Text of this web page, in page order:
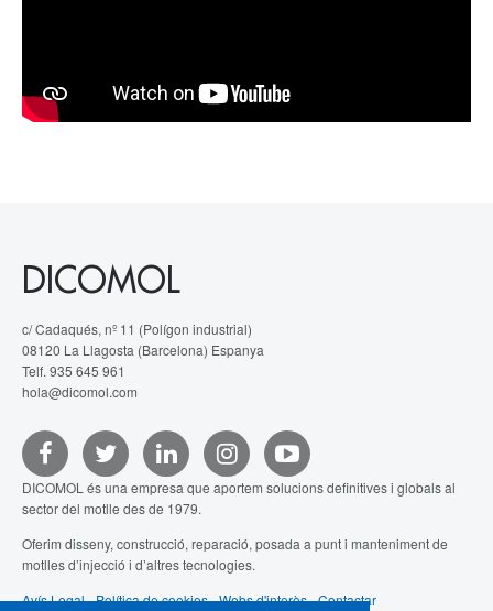
DICOMOL
c/ Cadaqués, nº 11 (Polígon industrial)
08120 La Llagosta (Barcelona) Espanya
Telf. 935 645 961
hola@dicomol.com
DICOMOL és una empresa que aportem solucions definitives i globals al
sector del motlle des de 1979.
Oferim disseny, construcció, reparació, posada a punt i manteniment de
motlles d’injecció i d’altres tecnologies.
Avís Legal-Política de cookies-Webs d'interès-Contactar